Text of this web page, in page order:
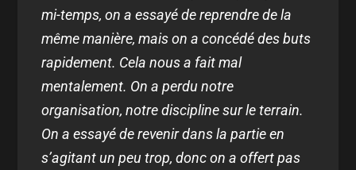
mi-temps, on a essayé de reprendre de la
même manière, mais on a concédé des buts
rapidement. Cela nous a fait mal
mentalement. On a perdu notre
organisation, notre discipline sur le terrain.
On a essayé de revenir dans la partie en
s’agitant un peu trop, donc on a offert pas